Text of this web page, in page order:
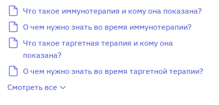
Что такое иммунотерапия и кому она показана?
О чем нужно знать во время иммунотерапии?
Что такое таргетная терапия и кому она
показана?
О чем нужно знать во время таргетной терапии?
Смотреть все